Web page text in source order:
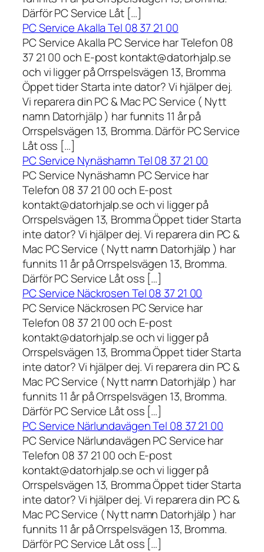
Därför PC Service Låt […]
PC Service Akalla Tel 08 37 21 00
PC Service Akalla PC Service har Telefon 08
37 21 00 och E-post kontakt@datorhjalp.se
och vi ligger på Orrspelsvägen 13, Bromma
Öppet tider Starta inte dator? Vi hjälper dej.
Vi reparera din PC & Mac PC Service ( Nytt
namn Datorhjälp ) har funnits 11 år på
Orrspelsvägen 13, Bromma. Därför PC Service
Låt oss […]
PC Service Nynäshamn Tel 08 37 21 00
PC Service Nynäshamn PC Service har
Telefon 08 37 21 00 och E-post
kontakt@datorhjalp.se och vi ligger på
Orrspelsvägen 13, Bromma Öppet tider Starta
inte dator? Vi hjälper dej. Vi reparera din PC &
Mac PC Service ( Nytt namn Datorhjälp ) har
funnits 11 år på Orrspelsvägen 13, Bromma.
Därför PC Service Låt oss […]
PC Service Näckrosen Tel 08 37 21 00
PC Service Näckrosen PC Service har
Telefon 08 37 21 00 och E-post
kontakt@datorhjalp.se och vi ligger på
Orrspelsvägen 13, Bromma Öppet tider Starta
inte dator? Vi hjälper dej. Vi reparera din PC &
Mac PC Service ( Nytt namn Datorhjälp ) har
funnits 11 år på Orrspelsvägen 13, Bromma.
Därför PC Service Låt oss […]
PC Service Närlundavägen Tel 08 37 21 00
PC Service Närlundavägen PC Service har
Telefon 08 37 21 00 och E-post
kontakt@datorhjalp.se och vi ligger på
Orrspelsvägen 13, Bromma Öppet tider Starta
inte dator? Vi hjälper dej. Vi reparera din PC &
Mac PC Service ( Nytt namn Datorhjälp ) har
funnits 11 år på Orrspelsvägen 13, Bromma.
Därför PC Service Låt oss […]